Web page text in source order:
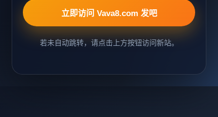
立即访问 Vava8.com 发吧
若未自动跳转，请点击上方按钮访问新站。